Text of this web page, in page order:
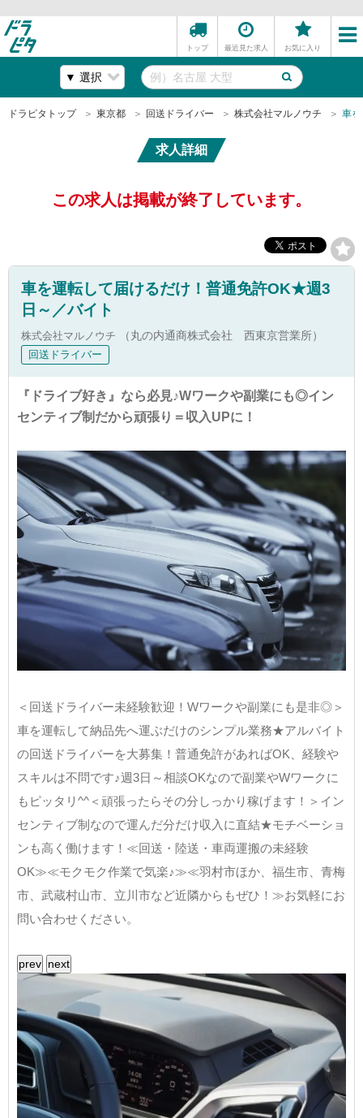
トップ 最近見た求人 お気に入り
ドラピタトップ 東京都 回送ドライバー 株式会社マルノウチ 車
求人詳細
この求人は掲載が終了しています。
車を運転して届けるだけ！普通免許OK★週3
日～／バイト
株式会社マルノウチ （丸の内通商株式会社 西東京営業所）
回送ドライバー
『ドライブ好き』なら必見♪Wワークや副業にも◎イン
センティブ制だから頑張り＝収入UPに！
＜回送ドライバー未経験歓迎！Wワークや副業にも是非◎＞
車を運転して納品先へ運ぶだけのシンプル業務★アルバイト
の回送ドライバーを大募集！普通免許があればOK、経験や
スキルは不問です♪週3日～相談OKなので副業やWワークに
もピッタリ^^＜頑張ったらその分しっかり稼げます！＞イン
センティブ制なので運んだ分だけ収入に直結★モチベーショ
ンも高く働けます！≪回送・陸送・車両運搬の未経験
OK≫≪モクモク作業で気楽♪≫≪羽村市ほか、福生市、青梅
市、武蔵村山市、立川市など近隣からもぜひ！≫お気軽にお
問い合わせください。
prev next